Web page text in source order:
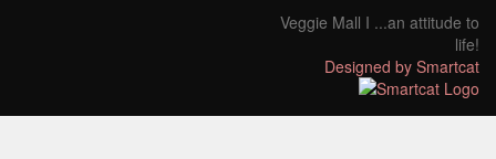
Veggie Mall I ...an attitude to
life!
Designed by Smartcat